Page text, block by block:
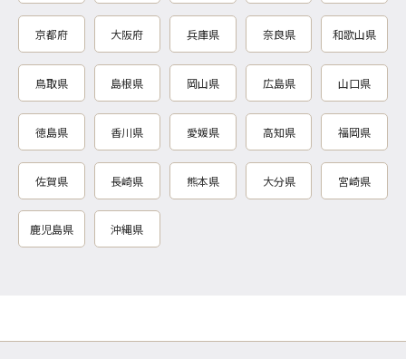
京都府 大阪府 兵庫県 奈良県 和歌山県
鳥取県 島根県 岡山県 広島県 山口県
徳島県 香川県 愛媛県 高知県 福岡県
佐賀県 長崎県 熊本県 大分県 宮崎県
鹿児島県 沖縄県